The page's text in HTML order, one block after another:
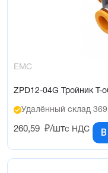
EMC
ZPD12-04G Тройник Т-
Удалённый склад
260,59 ₽/штс НДС